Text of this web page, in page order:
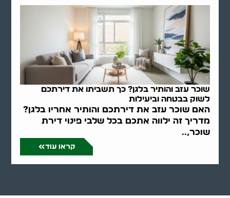
שוכר עזב והותיר בלגן? כך תשביתו את דירתכם
לשוק בבטחה וביעילות
האם שוכר עזב את דירתכם והותיר אחריו בלגן?
מדריך זה ילווה אתכם בכל שלבי פינוי דירת
שוכר,..
קראו עוד